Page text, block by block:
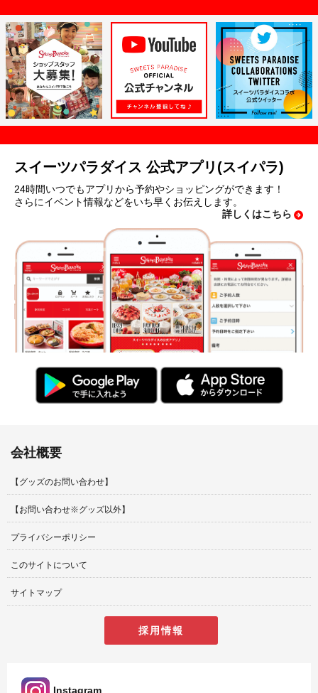
スイーツパラダイス 公式アプリ(スイパラ)
24時間いつでもアプリから予約やショッピングができます！
さらにイベント情報などをいち早くお伝えします。
詳しくはこちら
会社概要
【グッズのお問い合わせ】
【お問い合わせ※グッズ以外】
プライバシーポリシー
このサイトについて
サイトマップ
採用情報
Instagram